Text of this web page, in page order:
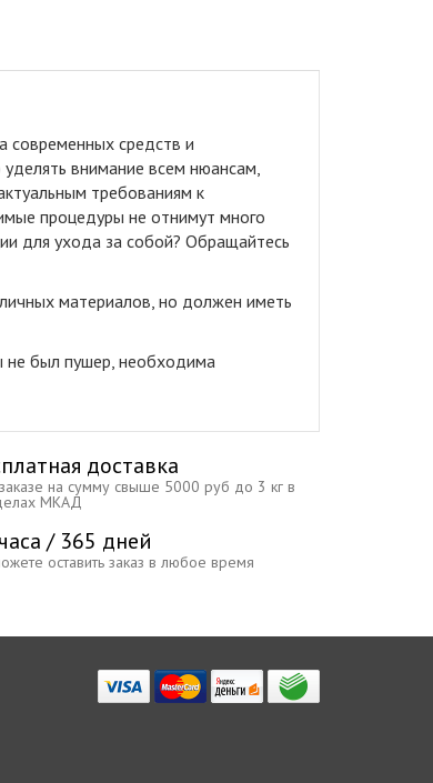
современных средств и
внимание всем нюансам,
требованиям к
процедуры не отнимут много
для ухода за собой? Обращайтесь
материалов, но должен иметь
не был пушер, необходима
доставка
на сумму свыше 5000 руб до 3 кг в
МКАД
/ 365 дней
оставить заказ в любое время